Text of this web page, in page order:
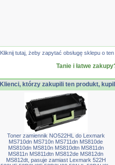
Kliknij tutaj, żeby zapytać obsługę sklepu o
Tanie i łatwe
Klienci, którzy zakupili ten produkt,
Toner zamiennik NO522HL do Lexmark
MS710dn MS710n MS711dn MS810de
MS810dn MS810n MS810dtn MS811dn
MS811n MS811dtn MS812de MS812dn
MS812dt, pasuje zamiast Lexmark 522H